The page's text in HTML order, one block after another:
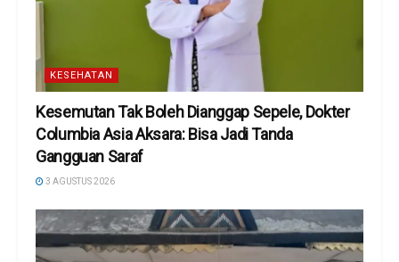
KESEHATAN
Kesemutan Tak Boleh Dianggap Sepele, Dokter
Columbia Asia Aksara: Bisa Jadi Tanda
Gangguan Saraf
3 AGUSTUS 2026